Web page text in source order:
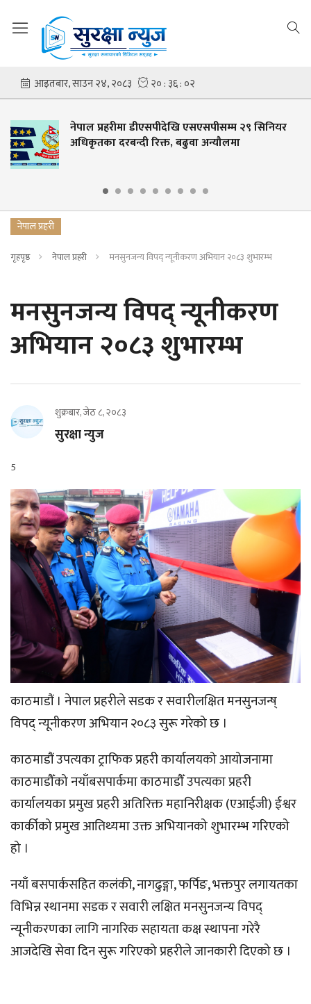
नेपाल प्रहरीमा डीएसपीदेखि एसएसपीसम्म २९ सिनियर
अधिकृतका दरबन्दी रिक्त, बढुवा अन्यौलमा
नेपाल प्रहरी
गृहपृष्ठ नेपाल प्रहरी मनसुनजन्य विपद् न्यूनीकरण अभियान २०८३ शुभारम्भ
मनसुनजन्य विपद् न्यूनीकरण
अभियान २०८३ शुभारम्भ
शुक्रबार, जेठ ८, २०८३
सुरक्षा न्युज
5
काठमाडौं । नेपाल प्रहरीले सडक र सवारीलक्षित मनसुनजन्ष्
विपद् न्यूनीकरण अभियान २०८३ सुरू गरेको छ ।
काठमाडौं उपत्यका ट्राफिक प्रहरी कार्यालयको आयोजनामा
काठमाडौँको नयाँबसपार्कमा काठमाडौँ उपत्यका प्रहरी
कार्यालयका प्रमुख प्रहरी अतिरिक्त महानिरीक्षक (एआईजी) ईश्वर
कार्कीको प्रमुख आतिथ्यमा उक्त अभियानको शुभारम्भ गरिएको
हो ।
नयाँ बसपार्कसहित कलंकी, नागढुङ्गा, फर्पिङ, भक्तपुर लगायतका
विभिन्न स्थानमा सडक र सवारी लक्षित मनसुनजन्य विपद्
न्यूनीकरणका लागि नागरिक सहायता कक्ष स्थापना गरेरै
आजदेखि सेवा दिन सुरू गरिएको प्रहरीले जानकारी दिएको छ ।